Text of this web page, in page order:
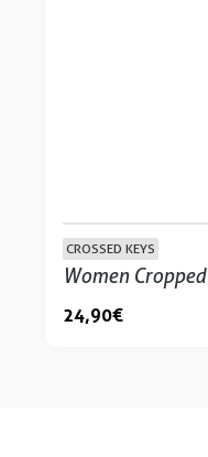
CROSSED KEYS
Women
24,90 €